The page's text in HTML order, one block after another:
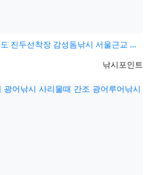
진두선착장 감성돔낚시 서울근교 감성돔낚시 포인트
등록자
낚시포인트